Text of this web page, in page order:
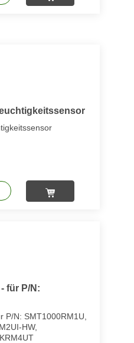
für P/N:
P/N: SMT1000RM1U,
HW,